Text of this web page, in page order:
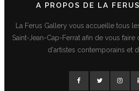
A PROPOS DE LA
La Ferus Gallery vous accueille tous
Saint-Jean-Cap-Ferrat afin de vous
d'artistes contemporains et